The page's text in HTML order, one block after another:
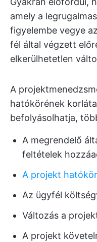
amely a
figyelembe vegye
fél által végzett
elkerülhetetlen
A
hatókörének
befolyásolhatja,
A megrendelő
feltételek
A projekt
Az ügyfél
Változás a
A projekt